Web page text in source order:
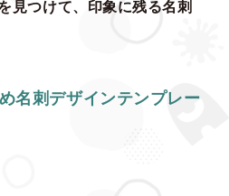
見つけて、印象に残る名刺
名刺デザインテンプレー